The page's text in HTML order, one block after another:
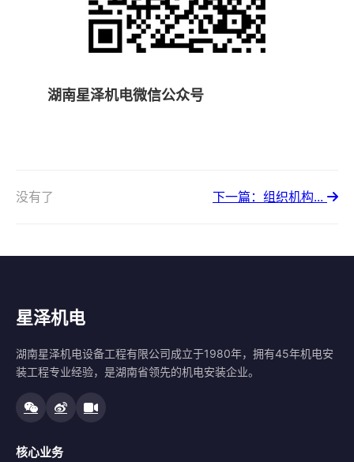
湖南星泽机电微信公众号
没有了 下一篇：组织机构...
星泽机电
湖南星泽机电设备工程有限公司成立于1980年，拥有45年机电安
装工程专业经验，是湖南省领先的机电安装企业。
核心业务